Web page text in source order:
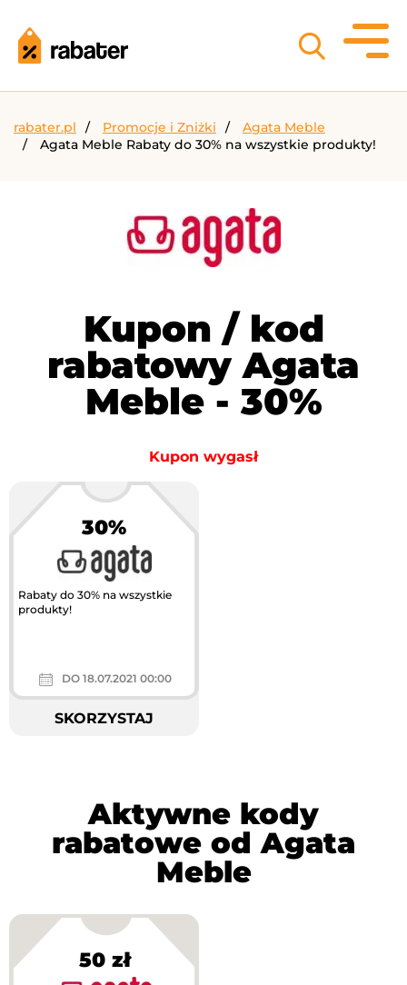
rabater.pl Promocje i Zniżki
Agata Meble
Agata Meble Rabaty do 30% na wszystkie produkty!
Kupon / kod
rabatowy Agata
Meble - 30%
Kupon wygasł
30%
Rabaty do 30% na wszystkie
produkty!
DO 18.07.2021 00:00
SKORZYSTAJ
Aktywne kody
rabatowe od Agata
Meble
50 zł